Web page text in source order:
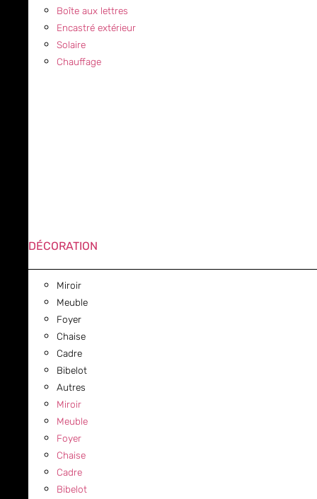
Boîte aux lettres
Encastré extérieur
Solaire
Chauffage
DÉCORATION
Miroir
Meuble
Foyer
Chaise
Cadre
Bibelot
Autres
Miroir
Meuble
Foyer
Chaise
Cadre
Bibelot